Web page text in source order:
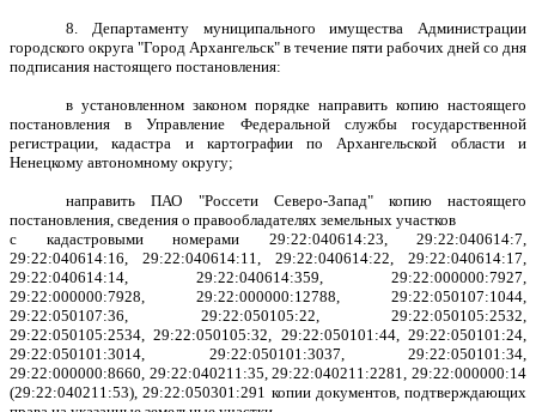
8. Департаменту муниципального имущества Администрации
городского округа "Город Архангельск" в течение пяти рабочих дней со дня
подписания настоящего постановления:
в установленном законом порядке направить копию настоящего
постановления в Управление Федеральной службы государственной
регистрации, кадастра и картографии по Архангельской области и
Ненецкому автономному округу;
направить ПАО "Россети Северо-Запад" копию настоящего
постановления, сведения о правообладателях земельных участков
с кадастровыми номерами 29:22:040614:23, 29:22:040614:7,
29:22:040614:16, 29:22:040614:11, 29:22:040614:22, 29:22:040614:17,
29:22:040614:14, 29:22:040614:359, 29:22:000000:7927,
29:22:000000:7928, 29:22:000000:12788, 29:22:050107:1044,
29:22:050107:36, 29:22:050105:22, 29:22:050105:2532,
29:22:050105:2534, 29:22:050105:32, 29:22:050101:44, 29:22:050101:24,
29:22:050101:3014, 29:22:050101:3037, 29:22:050101:34,
29:22:000000:8660, 29:22:040211:35, 29:22:040211:2281, 29:22:000000:14
(29:22:040211:53), 29:22:050301:291 копии документов, подтверждающих